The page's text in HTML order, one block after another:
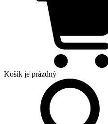
Košík je prázdný